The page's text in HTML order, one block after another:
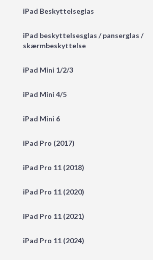
iPad Beskyttelseglas
iPad beskyttelsesglas / panserglas /
skærmbeskyttelse
iPad Mini 1/2/3
iPad Mini 4/5
iPad Mini 6
iPad Pro (2017)
iPad Pro 11 (2018)
iPad Pro 11 (2020)
iPad Pro 11 (2021)
iPad Pro 11 (2024)